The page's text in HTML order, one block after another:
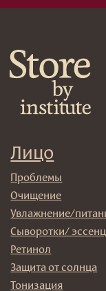
Клиентам
Доставка и самовывоз
Оплата и возврат
Согласие на обработку
персональных данных
Политика
конфиденциальности
Договор оферта
Подписаться
E-mail
Сыворотки/лосьоны
Спреи
Средства для укладки